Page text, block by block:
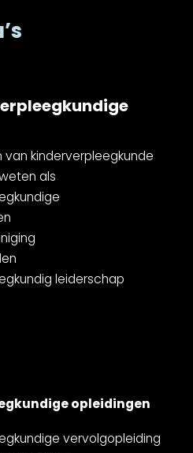
kinderverpleegkunde
als
leiderschap
opleidingen
vervolgopleiding